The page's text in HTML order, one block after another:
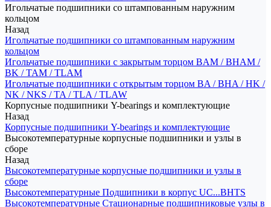
Игольчатые подшипники со штампованным наружним
кольцом
Назад
Игольчатые подшипники со штампованным наружним
кольцом
Игольчатые подшипники с закрытым торцом BAM / BHAM /
BK / TAM / TLAM
Игольчатые подшипники с открытым торцом BA / BHA / HK /
NK / NKS / TA / TLA / TLAW
Корпусные подшипники Y-bearings и комплектующие
Назад
Корпусные подшипники Y-bearings и комплектующие
Высокотемпературные корпусные подшипники и узлы в
сборе
Назад
Высокотемпературные корпусные подшипники и узлы в
сборе
Высокотемпературные Подшипники в корпус UC...BHTS
Высокотемпературные Стационарные подшипниковые узлы в